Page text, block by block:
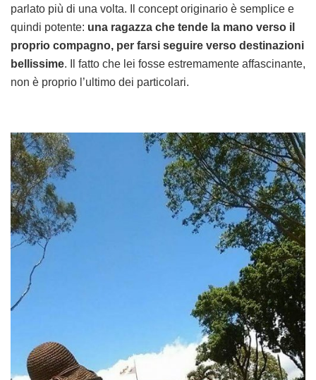
parlato più di una volta. Il concept originario è semplice e
quindi potente: una ragazza che tende la mano verso il
proprio compagno, per farsi seguire verso destinazioni
bellissime. Il fatto che lei fosse estremamente affascinante,
non è proprio l’ultimo dei particolari.